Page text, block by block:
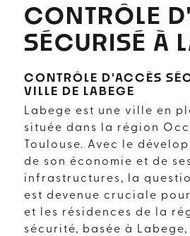
CONTRÔLE
SÉCURISÉ À
CONTRÔLE D'ACCÈS
VILLE DE LABEGE
Labege est une ville en
située dans la région
Toulouse. Avec le
de son économie et de
infrastructures, la
est devenue cruciale
et les résidences de la
sécurité, basée à Labege,